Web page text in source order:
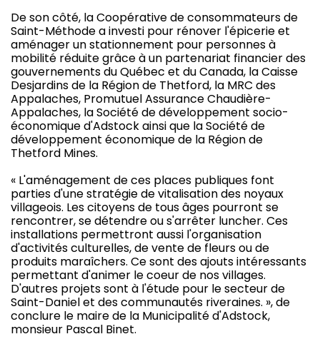
De son côté, la Coopérative de consommateurs de
Saint-Méthode a investi pour rénover l'épicerie et
aménager un stationnement pour personnes à
mobilité réduite grâce à un partenariat financier des
gouvernements du Québec et du Canada, la Caisse
Desjardins de la Région de Thetford, la MRC des
Appalaches, Promutuel Assurance Chaudière-
Appalaches, la Société de développement socio-
économique d'Adstock ainsi que la Société de
développement économique de la Région de
Thetford Mines.
« L'aménagement de ces places publiques font
parties d'une stratégie de vitalisation des noyaux
villageois. Les citoyens de tous âges pourront se
rencontrer, se détendre ou s'arrêter luncher. Ces
installations permettront aussi l'organisation
d'activités culturelles, de vente de fleurs ou de
produits maraîchers. Ce sont des ajouts intéressants
permettant d'animer le coeur de nos villages.
D'autres projets sont à l'étude pour le secteur de
Saint-Daniel et des communautés riveraines. », de
conclure le maire de la Municipalité d'Adstock,
monsieur Pascal Binet.